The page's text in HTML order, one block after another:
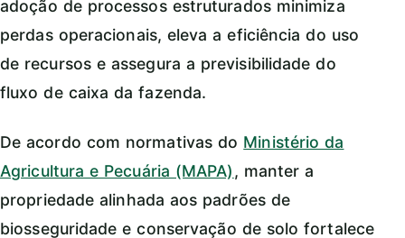
adoção de processos estruturados minimiza
perdas operacionais, eleva a eficiência do uso
de recursos e assegura a previsibilidade do
fluxo de caixa da fazenda.
De acordo com normativas do Ministério da
Agricultura e Pecuária (MAPA), manter a
propriedade alinhada aos padrões de
biosseguridade e conservação de solo fortalece